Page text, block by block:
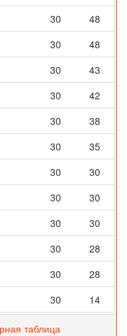
30
48
30
48
30
43
30
42
30
38
30
35
30
30
30
30
30
30
30
28
30
28
30 14
таблица